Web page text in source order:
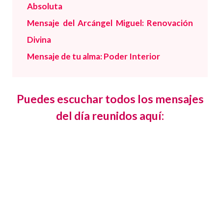
Absoluta
Mensaje del Arcángel Miguel: Renovación
Divina
Mensaje de tu alma: Poder Interior
Puedes escuchar todos los mensajes
del día reunidos aquí: